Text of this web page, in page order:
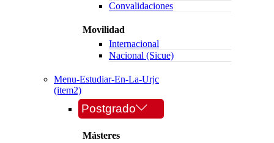
Convalidaciones
Movilidad
Internacional
Nacional (Sicue)
Menu-Estudiar-En-La-Urjc
(item2)
Postgrado
Másteres